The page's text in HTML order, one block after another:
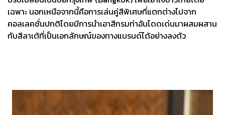
เฉพาะ นอกเหนือจากนี้คือการเล่นคู่สีพิเศษที่แตกต่างไปจาก
คอลเลคชั่นปกติโดยมีการนำเอาสีกรมท่าอันโดดเด่นมาผสมผสาน
กับสีลาเต้ที่เป็นเอกลักษณ์ของทางแบรนด์ได้อย่างลงตัว